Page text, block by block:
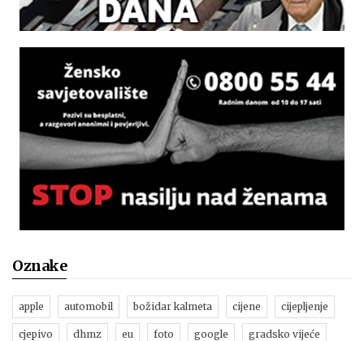
Oznake
apple automobil božidar kalmeta cijene cijepljenje
cjepivo dhmz eu foto google gradsko vijeće